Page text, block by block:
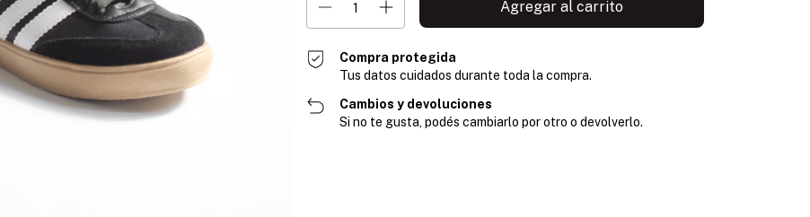
Compra protegida
Tus datos cuidados durante toda la compra.
Cambios y devoluciones
Si no te gusta, podés cambiarlo por otro o devolverlo.